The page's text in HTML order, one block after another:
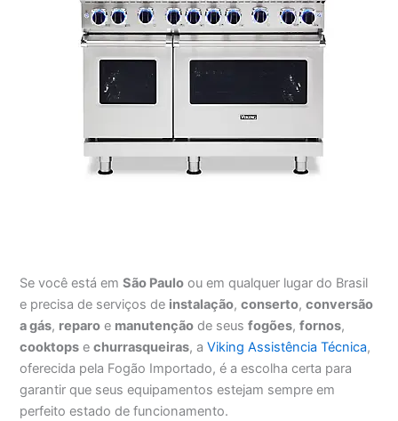
Se você está emSão Paulo ou em qualquer lugar do Brasil
e precisa de serviços de instalação,conserto,conversão
a gás, reparo e manutenção de seusfogões,fornos,
cooktops echurrasqueiras, aViking Assistência Técnica,
oferecida pela Fogão Importado, é a escolha certa para
garantir que seus equipamentos estejam sempre em
perfeito estado de funcionamento.